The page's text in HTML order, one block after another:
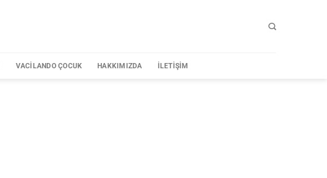
VACILANDO ÇOCUK HAKKIMIZDA İLETIŞIM